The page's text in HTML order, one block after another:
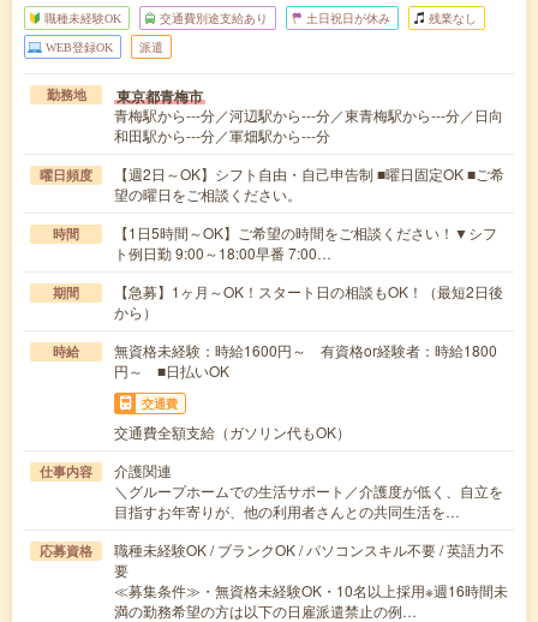
職種未経験OK 交通費別途支給あり 土日祝日が休み 残業なし
WEB登録OK 派遣
勤務地 東京都青梅市
青梅駅から---分／河辺駅から---分／東青梅駅から---分／日向
和田駅から---分／軍畑駅から---分
曜日頻度
【週2日～OK】シフト自由・自己申告制 ■曜日固定OK ■ご希
望の曜日をご相談ください。
時間
【1日5時間～OK】ご希望の時間をご相談ください！▼シフ
ト例日勤 9:00～18:00早番 7:00…
期間
【急募】1ヶ月～OK！スタート日の相談もOK！（最短2日後
から）
時給
無資格未経験：時給1600円～ 有資格or経験者：時給1800
円～ ■日払いOK
交通費
交通費全額支給（ガソリン代もOK）
仕事内容
介護関連
＼グループホームでの生活サポート／介護度が低く、自立を
目指すお年寄りが、他の利用者さんとの共同生活を…
応募資格
職種未経験OK / ブランクOK / パソコンスキル不要 / 英語力不
要
≪募集条件≫・無資格未経験OK・10名以上採用※週16時間未
満の勤務希望の方は以下の日雇派遣禁止の例…